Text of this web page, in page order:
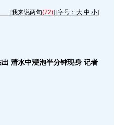
[我来说两句(72)] [字号： 大 中 小]
清水中浸泡半分钟现身 记者